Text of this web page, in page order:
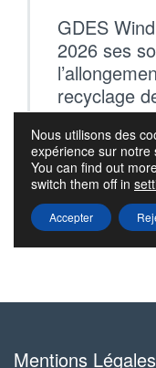
Mentions Légales